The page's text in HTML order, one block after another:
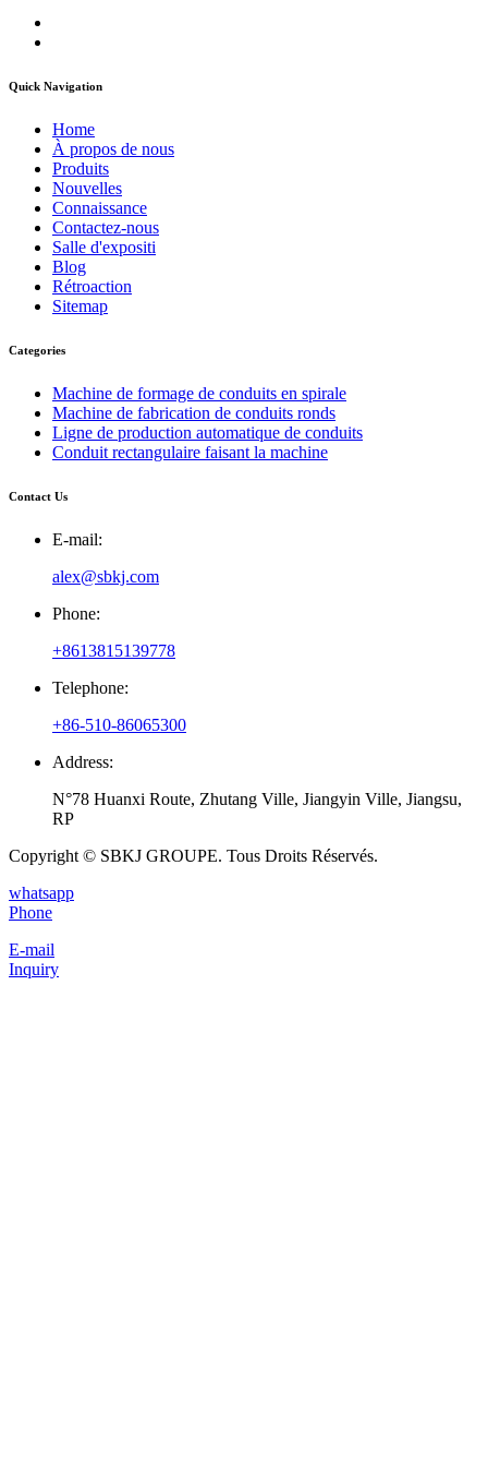
Quick Navigation
Home
À propos de nous
Produits
Nouvelles
Connaissance
Contactez-nous
Salle d'expositi
Blog
Rétroaction
Sitemap
Categories
Machine de formage de conduits en spirale
Machine de fabrication de conduits ronds
Ligne de production automatique de conduits
Conduit rectangulaire faisant la machine
Contact Us
E-mail:
alex@sbkj.com
Phone:
+8613815139778
Telephone:
+86-510-86065300
Address:
N°78 Huanxi Route, Zhutang Ville, Jiangyin Ville, Jiangsu,
RP
Copyright © SBKJ GROUPE. Tous Droits Réservés.
whatsapp
Phone
E-mail
Inquiry